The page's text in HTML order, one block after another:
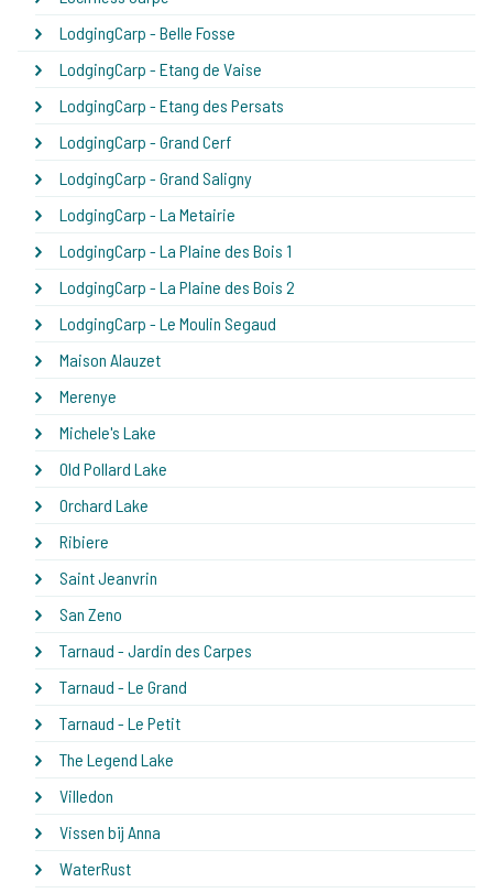
LodgingCarp - Belle Fosse
LodgingCarp - Etang de Vaise
LodgingCarp - Etang des Persats
LodgingCarp - Grand Cerf
LodgingCarp - Grand Saligny
LodgingCarp - La Metairie
LodgingCarp - La Plaine des Bois 1
LodgingCarp - La Plaine des Bois 2
LodgingCarp - Le Moulin Segaud
Maison Alauzet
Merenye
Michele's Lake
Old Pollard Lake
Orchard Lake
Ribiere
Saint Jeanvrin
San Zeno
Tarnaud - Jardin des Carpes
Tarnaud - Le Grand
Tarnaud - Le Petit
The Legend Lake
Villedon
Vissen bij Anna
WaterRust